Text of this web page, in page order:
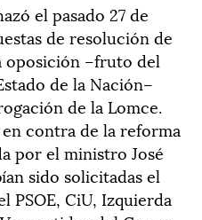
el pasado 27 de
de resolución de
oposición –fruto del
de la Nación–
de la Lomce.
contra de la reforma
por el ministro José
sido solicitadas el
PSOE, CiU, Izquierda